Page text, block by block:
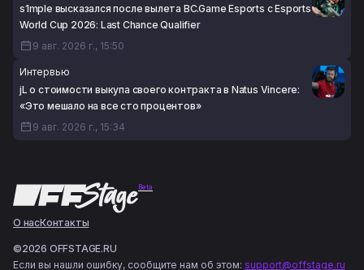
s1mple высказался после вылета BC.Game Esports с Esports
World Cup 2026: Last Chance Qualifier
9 авг. 2026 г., 15:50
Интервью
jL о стоимости выкупа своего контракта в Natus Vincere:
«Это мешало на все сто процентов»
9 авг. 2026 г., 15:34
Beta
О насКонтакты
©2026 OFFSTAGE.RU
Если вы нашли ошибку, сообщите нам об этом: support@offstage.ru